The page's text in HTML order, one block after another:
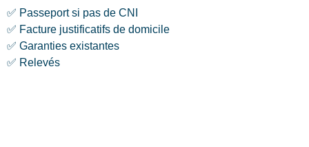
✅ Passeport si pas de CNI
✅ Facture justificatifs de domicile
✅ Garanties existantes
✅ Relevés